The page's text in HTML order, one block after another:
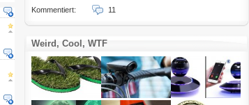
Kommentiert:
11
Weird, Cool, WTF